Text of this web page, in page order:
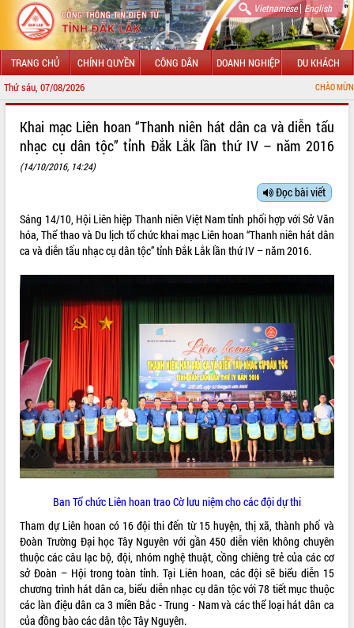
Vietnamese| English
TRANG CHỦ CHÍNH QUYỀN CÔNG DÂN DOANH NGHIỆP DU KHÁCH
Thứ sáu, 07/08/2026 CHÀO MỪNG ĐẾN
LÃNH ĐẠO UBND TỈNH
SỞ, BAN, NGÀNH
UBND CÁC XÃ, PHƯỜNG
THÔNG TIN CHỈ ĐẠO ĐIỀU HÀNH
HỆ THỐNG VĂN BẢN
VĂN BẢN HĐND TỈNH
ĐIỂM TIN VĂN BẢN
QUY HOẠCH - KẾ HOẠCH
Khai mạc Liên hoan “Thanh niên hát dân ca và diễn tấu
nhạc cụ dân tộc” tỉnh Đắk Lắk lần thứ IV – năm 2016
(14/10/2016, 14:24)
Đọc bài viết
Sáng 14/10, Hội Liên hiệp Thanh niên Việt Nam tỉnh phối hợp với Sở Văn
hóa, Thể thao và Du lịch tổ chức khai mạc Liên hoan “Thanh niên hát dân
ca và diễn tấu nhạc cụ dân tộc” tỉnh Đắk Lắk lần thứ IV – năm 2016.
Ban Tổ chức Liên hoan trao Cờ lưu niệm cho các đội dự thi
Tham dự Liên hoan có 16 đội thi đến từ 15 huyện, thị xã, thành phố và
Đoàn Trường Đại học Tây Nguyên với gần 450 diễn viên không chuyên
thuộc các câu lạc bộ, đội, nhóm nghệ thuật, cồng chiêng trẻ của các cơ
sở Đoàn – Hội trong toàn tỉnh. Tại Liên hoan, các đội sẽ biểu diễn 15
chương trình hát dân ca, biểu diễn nhạc cụ dân tộc với 78 tiết mục thuộc
các làn điệu dân ca 3 miền Bắc - Trung - Nam và các thể loại hát dân ca
của đồng bào các dân tộc Tây Nguyên.